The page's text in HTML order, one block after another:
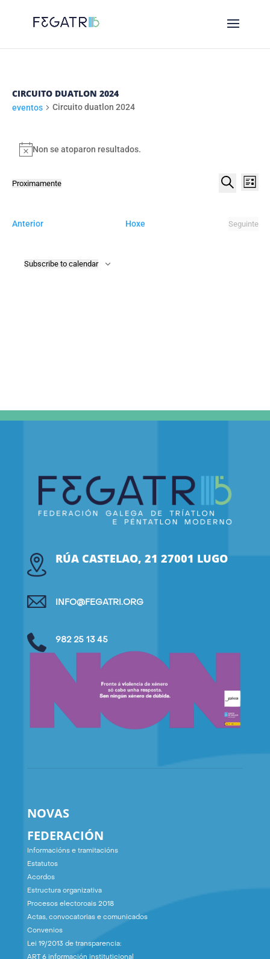
CIRCUITO DUATLON 2024
eventos Circuito duatlon 2024
EVENTOS
Notice
Non se atoparon resultados.
DE
List
Proximamente
Anterioreventos Hoxe
Seguinte
Subscribe to calendar
RÚA CASTELAO, 21 27001 LUGO
INFO@FEGATRI.ORG
982 25 13 45
NOVAS
FEDERACIÓN
Informacións e tramitacións
Estatutos
Acordos
Estructura organizativa
Procesos electoroais 2018
Actas, convocatorias e comunicados
Convenios
Lei 19/2013 de transparencia:
ART 6 información instituticional